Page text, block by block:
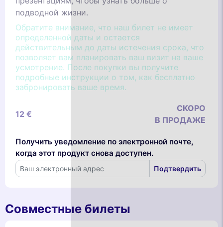
подводной жизни.
Обратите внимание, что наш билет не имеет
определенной даты и остается
действительным до даты истечения срока, что
позволяет вам планировать ваш визит на ваше
усмотрение. После покупки вы получите
подробные инструкции о том, как бесплатно
забронировать ваше время.
12 €
СКОРО
В ПРОДАЖЕ
Получить уведомление по электронной почте,
когда этот продукт снова доступен.
Подтвердить
Совместные билеты